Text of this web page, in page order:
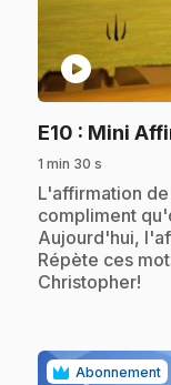
play_circle
E10 : Mini
1 min 30 s
.L'affirmation
compliment
Aujourd'hui,
Répète ces
Christopher!
Abonnement